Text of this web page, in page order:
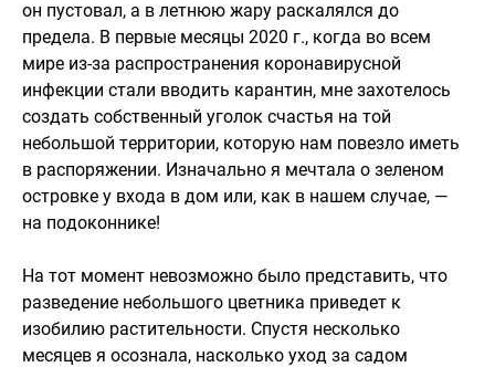
он пустовал, а в летнюю жару раскалялся до
предела. В первые месяцы 2020 г., когда во всем
мире из-за распространения коронавирусной
инфекции стали вводить карантин, мне захотелось
создать собственный уголок счастья на той
небольшой территории, которую нам повезло иметь
в распоряжении. Изначально я мечтала о зеленом
островке у входа в дом или, как в нашем случае, —
на подоконнике!
На тот момент невозможно было представить, что
разведение небольшого цветника приведет к
изобилию растительности. Спустя несколько
месяцев я осознала, насколько уход за садом